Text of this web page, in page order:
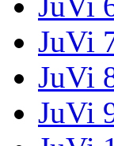
JuVi
JuVi
JuVi